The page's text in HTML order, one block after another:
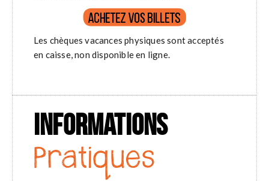
Les chèques vacances physiques sont acceptés
en caisse, non disponible en ligne.
INFORMATIONS
Pratiques